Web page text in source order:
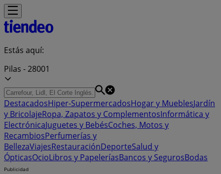
Estás aquí:
Pilas - 28001
DestacadosHiper-SupermercadosHogar y MueblesJardín
y BricolajeRopa, Zapatos y ComplementosInformática y
ElectrónicaJuguetes y BebésCoches, Motos y
RecambiosPerfumerías y
BellezaViajesRestauraciónDeporteSalud y
ÓpticasOcioLibros y PapeleríasBancos y SegurosBodas
Publicidad